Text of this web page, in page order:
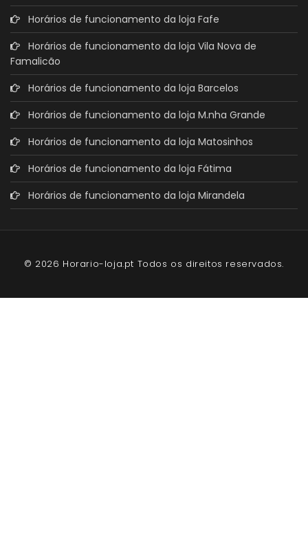
Horários de funcionamento da loja Fafe
Horários de funcionamento da loja Vila Nova de
Famalicão
Horários de funcionamento da loja Barcelos
Horários de funcionamento da loja M.nha Grande
Horários de funcionamento da loja Matosinhos
Horários de funcionamento da loja Fátima
Horários de funcionamento da loja Mirandela
© 2026 Horario-loja.pt Todos os direitos reservados.